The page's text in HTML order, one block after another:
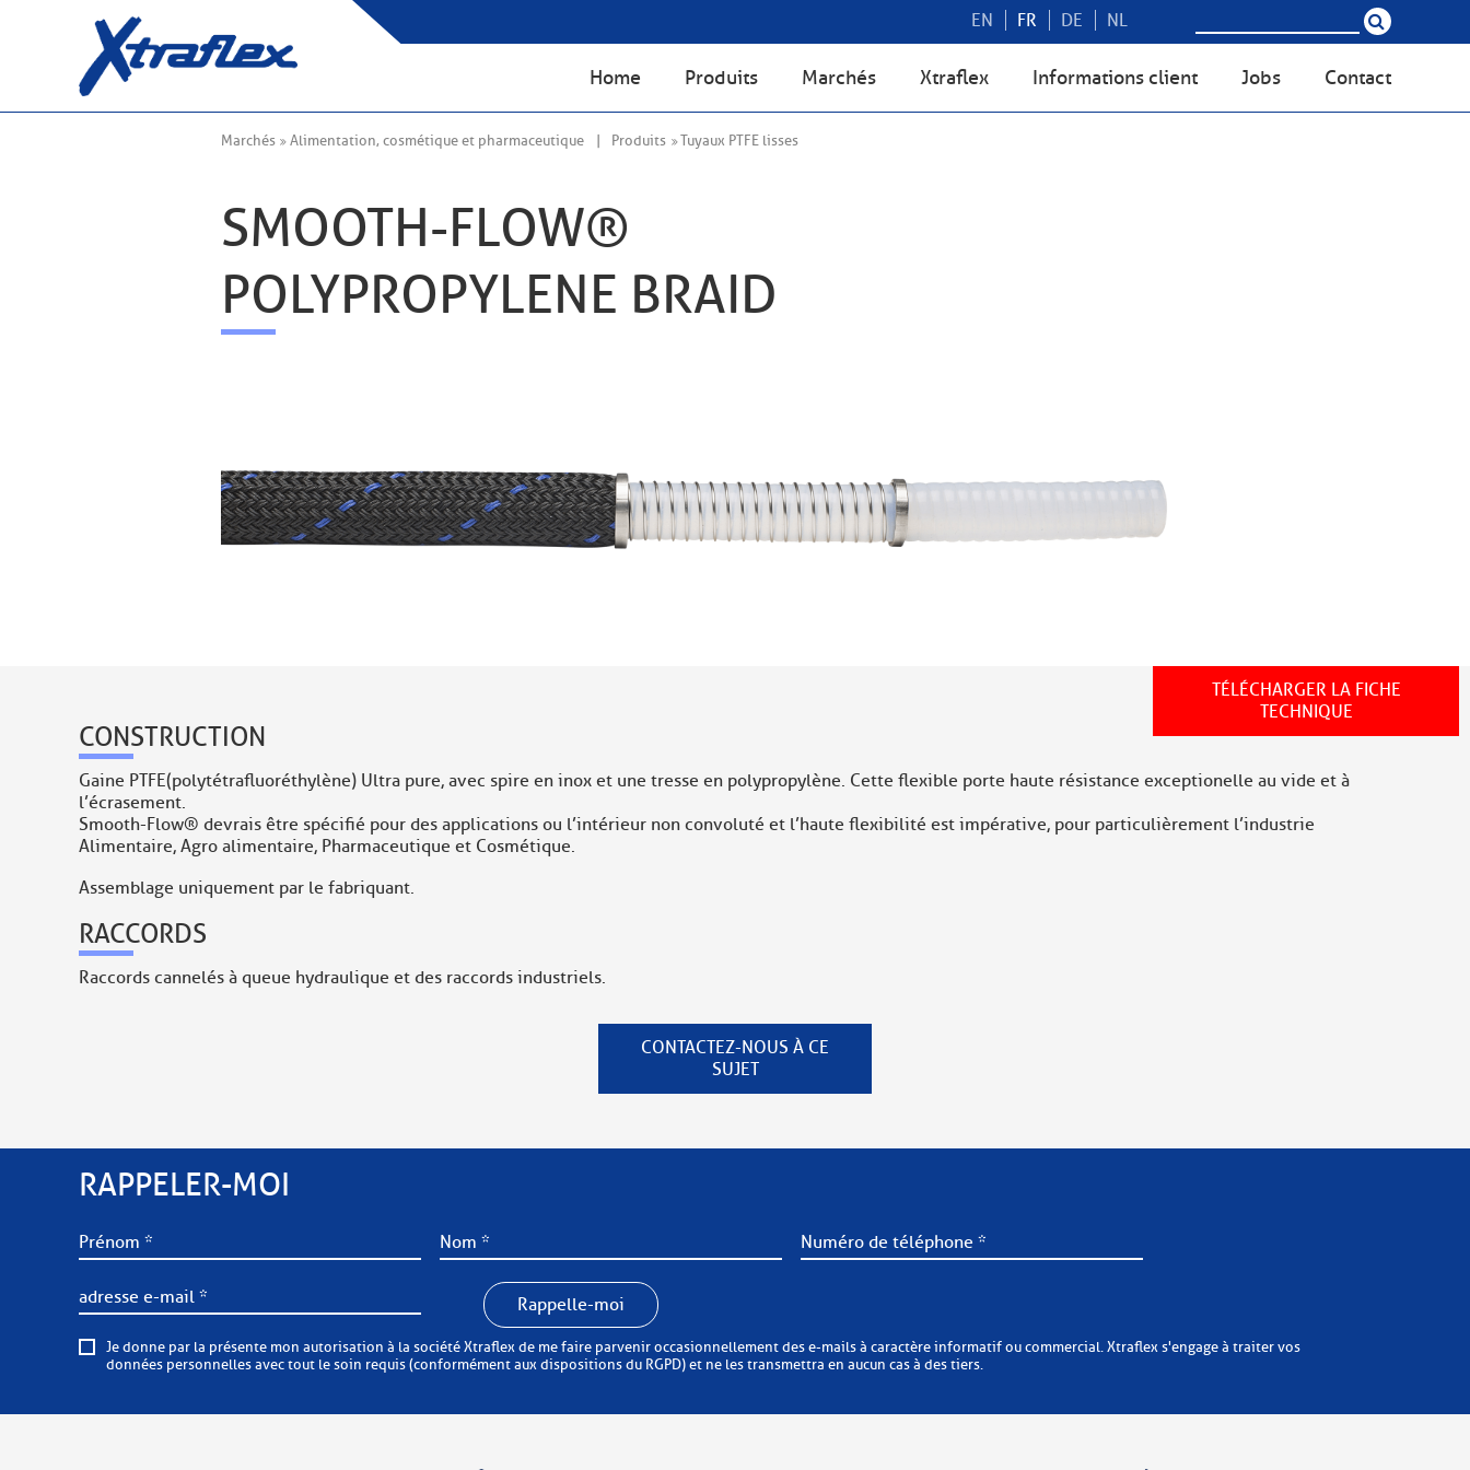
EN FR DE NL
Home Produits Marchés Xtraflex Informations client Jobs Contact
Marchés Alimentation, cosmétique et pharmaceutique Produits Tuyaux PTFE lisses
SMOOTH-FLOW®
POLYPROPYLENE BRAID
TÉLÉCHARGER LA FICHE
TECHNIQUE
CONSTRUCTION
Gaine PTFE (polytétrafluoréthylène) Ultra pure, avec spire en inox et une tresse en polypropylène. Cette flexible porte haute résistance exceptionelle au vide et à
l’écrasement.
Smooth-Flow® devrais être spécifié pour des applications ou l’intérieur non convoluté et l’haute flexibilité est impérative, pour particulièrement l’industrie
Alimentaire, Agro alimentaire, Pharmaceutique et Cosmétique.
Assemblage uniquement par le fabriquant.
RACCORDS
Raccords cannelés à queue hydraulique et des raccords industriels.
CONTACTEZ-NOUS À CE
SUJET
RAPPELER-MOI
Rappelle-moi
Je donne par la présente mon autorisation à la société Xtraflex de me faire parvenir occasionnellement des e-mails à caractère informatif ou commercial. Xtraflex s'engage à traiter vos
données personnelles avec tout le soin requis (conformément aux dispositions du RGPD) et ne les transmettra en aucun cas à des tiers.